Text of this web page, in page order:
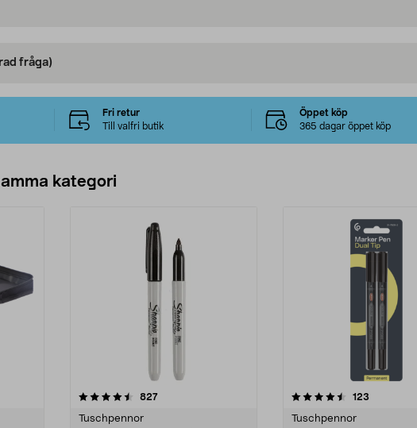
fråga)
Fri retur
Till valfri butik
Öppet köp
365 dagar öppet köp
kategori
827recensioner
Tuschpennor
4.5 av 5 stjärnor 123
Tuschpennor
4.5 av 5 stjärnor